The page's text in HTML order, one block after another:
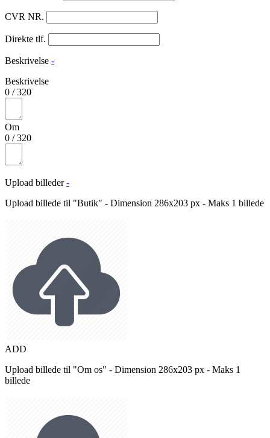
CVR NR.
Direkte tlf.
Beskrivelse -
Beskrivelse
0 /320
Om
0 /320
Upload billeder -
Upload billede til "Butik" - Dimension 286x203 px - Maks 1 billede
ADD
Upload billede til "Om os" - Dimension 286x203 px - Maks 1
billede